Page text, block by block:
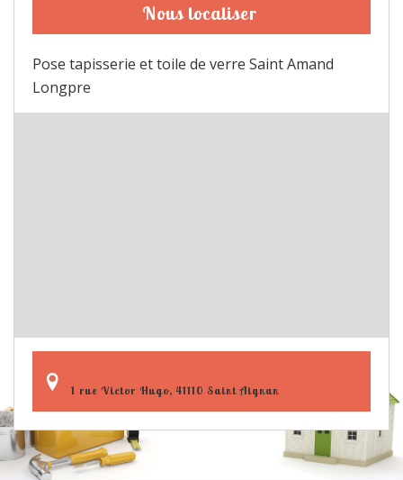
Nous localiser
Pose tapisserie et toile de verre Saint Amand
Longpre
1 rue Victor Hugo, 41110 Saint Aignan